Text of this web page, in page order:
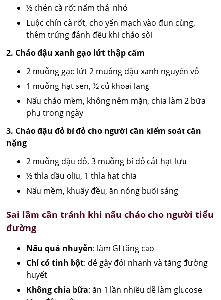
½ chén cà rốt nấm thái nhỏ
Luộc chín cà rốt, cho yến mạch vào đun cùng,
thêm trứng đánh đều khi cháo sôi
2. Cháo đậu xanh gạo lứt thập cẩm
2 muỗng gạo lứt 2 muỗng đậu xanh nguyên vỏ
1 muỗng hạt sen, ½ củ khoai lang
Nấu cháo mềm, không nêm mặn, chia làm 2 bữa
phụ trong ngày
3. Cháo đậu đỏ bí đỏ cho người cần kiểm soát cân
nặng
2 muỗng đậu đỏ, 3 muỗng bí đỏ cắt hạt lựu
½ thìa dầu oliu, 1 thìa hạt chia
Nấu mềm, khuấy đều, ăn nóng buổi sáng
Sai lầm cần tránh khi nấu cháo cho người tiểu
đường
Nấu quá nhuyễn: làm GI tăng cao
Chỉ có tinh bột: dễ gây đói nhanh và tăng đường
huyết
Không chia bữa: ăn 1 lần nhiều dễ làm glucose